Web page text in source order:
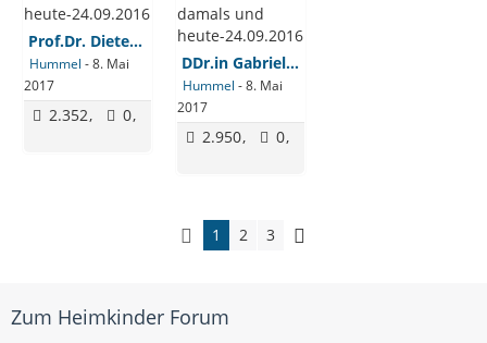
Prof.Dr. Dieter Dölling-Heimkinder damals und heute-24.09.2016
Hummel -8. Mai
2017
2.352 0
DDr.in Gabriele Wörgötter-Heimkinder damals und heute-24.09.2016
Hummel -8. Mai
2017
2.950 0
1 2 3
Zum Heimkinder Forum